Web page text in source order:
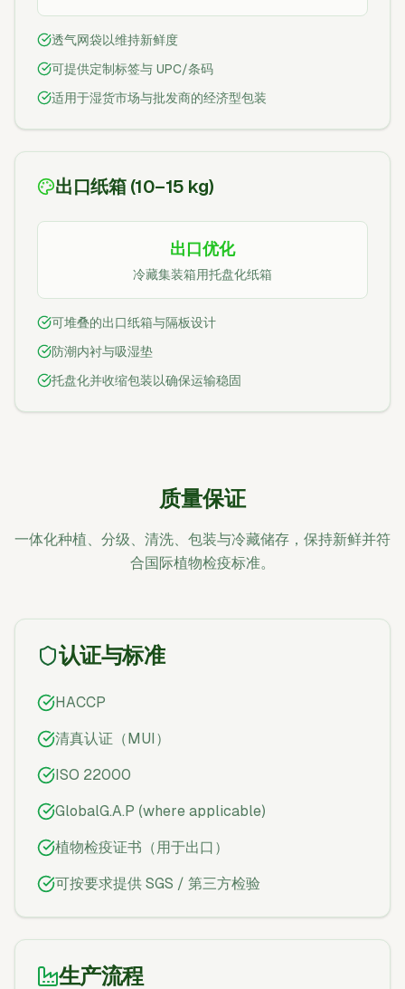
透气网袋以维持新鲜度
可提供定制标签与 UPC/条码
适用于湿货市场与批发商的经济型包装
出口纸箱 (10–15 kg)
出口优化
冷藏集装箱用托盘化纸箱
可堆叠的出口纸箱与隔板设计
防潮内衬与吸湿垫
托盘化并收缩包装以确保运输稳固
质量保证
一体化种植、分级、清洗、包装与冷藏储存，保持新鲜并符
合国际植物检疫标准。
认证与标准
HACCP
清真认证（MUI）
ISO 22000
GlobalG.A.P (where applicable)
植物检疫证书（用于出口）
可按要求提供 SGS / 第三方检验
生产流程